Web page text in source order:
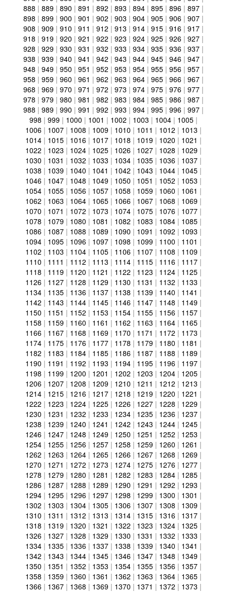
888 | 889 | 890 | 891 | 892 | 893 | 894 | 895 | 896 | 897 |
898 | 899 | 900 | 901 | 902 | 903 | 904 | 905 | 906 | 907 |
908 | 909 | 910 | 911 | 912 | 913 | 914 | 915 | 916 | 917 |
918 | 919 | 920 | 921 | 922 | 923 | 924 | 925 | 926 | 927 |
928 | 929 | 930 | 931 | 932 | 933 | 934 | 935 | 936 | 937 |
938 | 939 | 940 | 941 | 942 | 943 | 944 | 945 | 946 | 947 |
948 | 949 | 950 | 951 | 952 | 953 | 954 | 955 | 956 | 957 |
958 | 959 | 960 | 961 | 962 | 963 | 964 | 965 | 966 | 967 |
968 | 969 | 970 | 971 | 972 | 973 | 974 | 975 | 976 | 977 |
978 | 979 | 980 | 981 | 982 | 983 | 984 | 985 | 986 | 987 |
988 | 989 | 990 | 991 | 992 | 993 | 994 | 995 | 996 | 997 |
998 | 999 | 1000 | 1001 | 1002 | 1003 | 1004 | 1005 |
1006 | 1007 | 1008 | 1009 | 1010 | 1011 | 1012 | 1013 |
1014 | 1015 | 1016 | 1017 | 1018 | 1019 | 1020 | 1021 |
1022 | 1023 | 1024 | 1025 | 1026 | 1027 | 1028 | 1029 |
1030 | 1031 | 1032 | 1033 | 1034 | 1035 | 1036 | 1037 |
1038 | 1039 | 1040 | 1041 | 1042 | 1043 | 1044 | 1045 |
1046 | 1047 | 1048 | 1049 | 1050 | 1051 | 1052 | 1053 |
1054 | 1055 | 1056 | 1057 | 1058 | 1059 | 1060 | 1061 |
1062 | 1063 | 1064 | 1065 | 1066 | 1067 | 1068 | 1069 |
1070 | 1071 | 1072 | 1073 | 1074 | 1075 | 1076 | 1077 |
1078 | 1079 | 1080 | 1081 | 1082 | 1083 | 1084 | 1085 |
1086 | 1087 | 1088 | 1089 | 1090 | 1091 | 1092 | 1093 |
1094 | 1095 | 1096 | 1097 | 1098 | 1099 | 1100 | 1101 |
1102 | 1103 | 1104 | 1105 | 1106 | 1107 | 1108 | 1109 |
1110 | 1111 | 1112 | 1113 | 1114 | 1115 | 1116 | 1117 |
1118 | 1119 | 1120 | 1121 | 1122 | 1123 | 1124 | 1125 |
1126 | 1127 | 1128 | 1129 | 1130 | 1131 | 1132 | 1133 |
1134 | 1135 | 1136 | 1137 | 1138 | 1139 | 1140 | 1141 |
1142 | 1143 | 1144 | 1145 | 1146 | 1147 | 1148 | 1149 |
1150 | 1151 | 1152 | 1153 | 1154 | 1155 | 1156 | 1157 |
1158 | 1159 | 1160 | 1161 | 1162 | 1163 | 1164 | 1165 |
1166 | 1167 | 1168 | 1169 | 1170 | 1171 | 1172 | 1173 |
1174 | 1175 | 1176 | 1177 | 1178 | 1179 | 1180 | 1181 |
1182 | 1183 | 1184 | 1185 | 1186 | 1187 | 1188 | 1189 |
1190 | 1191 | 1192 | 1193 | 1194 | 1195 | 1196 | 1197 |
1198 | 1199 | 1200 | 1201 | 1202 | 1203 | 1204 | 1205 |
1206 | 1207 | 1208 | 1209 | 1210 | 1211 | 1212 | 1213 |
1214 | 1215 | 1216 | 1217 | 1218 | 1219 | 1220 | 1221 |
1222 | 1223 | 1224 | 1225 | 1226 | 1227 | 1228 | 1229 |
1230 | 1231 | 1232 | 1233 | 1234 | 1235 | 1236 | 1237 |
1238 | 1239 | 1240 | 1241 | 1242 | 1243 | 1244 | 1245 |
1246 | 1247 | 1248 | 1249 | 1250 | 1251 | 1252 | 1253 |
1254 | 1255 | 1256 | 1257 | 1258 | 1259 | 1260 | 1261 |
1262 | 1263 | 1264 | 1265 | 1266 | 1267 | 1268 | 1269 |
1270 | 1271 | 1272 | 1273 | 1274 | 1275 | 1276 | 1277 |
1278 | 1279 | 1280 | 1281 | 1282 | 1283 | 1284 | 1285 |
1286 | 1287 | 1288 | 1289 | 1290 | 1291 | 1292 | 1293 |
1294 | 1295 | 1296 | 1297 | 1298 | 1299 | 1300 | 1301 |
1302 | 1303 | 1304 | 1305 | 1306 | 1307 | 1308 | 1309 |
1310 | 1311 | 1312 | 1313 | 1314 | 1315 | 1316 | 1317 |
1318 | 1319 | 1320 | 1321 | 1322 | 1323 | 1324 | 1325 |
1326 | 1327 | 1328 | 1329 | 1330 | 1331 | 1332 | 1333 |
1334 | 1335 | 1336 | 1337 | 1338 | 1339 | 1340 | 1341 |
1342 | 1343 | 1344 | 1345 | 1346 | 1347 | 1348 | 1349 |
1350 | 1351 | 1352 | 1353 | 1354 | 1355 | 1356 | 1357 |
1358 | 1359 | 1360 | 1361 | 1362 | 1363 | 1364 | 1365 |
1366 | 1367 | 1368 | 1369 | 1370 | 1371 | 1372 | 1373 |